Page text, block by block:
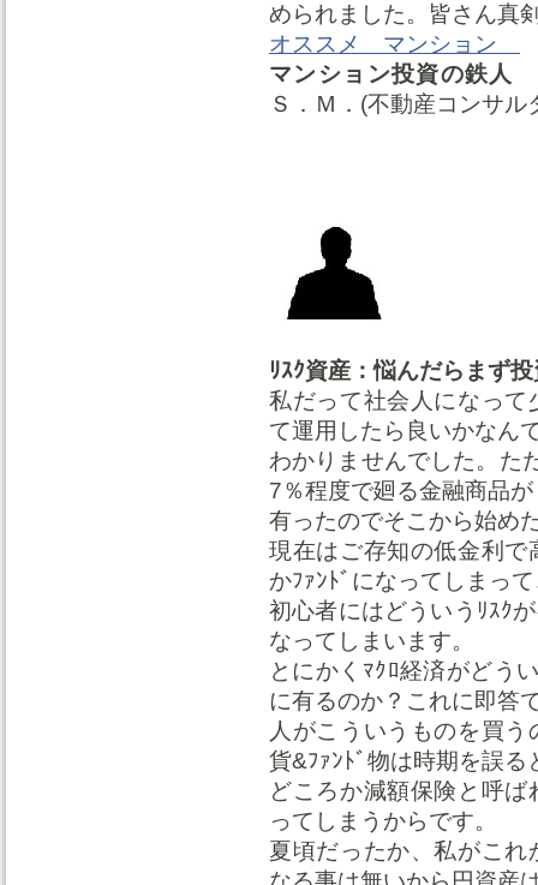
められました。皆さん真
オススメ マンション
マンション投資の鉄人
Ｓ．Ｍ．(不動産コンサル
ﾘｽｸ資産：悩んだらまず
私だって社会人になっ
て運用したら良いかなん
わかりませんでした。た
7％程度で廻る金融商品が
有ったのでそこから始め
現在はご存知の低金利
かﾌｧﾝﾄﾞになってしまっ
初心者にはどういうﾘｽｸ
なってしまいます。
とにかくﾏｸﾛ経済がどう
に有るのか？これに即答
人がこういうものを買
貨&ﾌｧﾝﾄﾞ物は時期を誤る
どころか減額保険と呼
ってしまうからです。
夏頃だったか、私がこ